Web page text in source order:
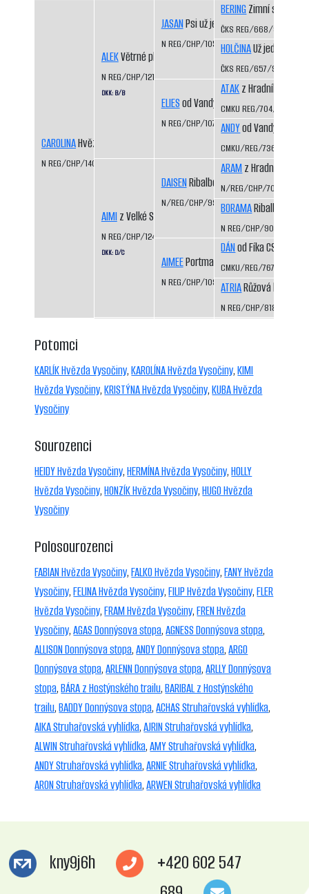
CAROLINAHvězda Vysočiny
N REG/CHP/1407/07/09
ALEKVětrné pláně
N REG/CHP/1217/01/05
DKK: B/B
AIMIz Velké Suché
N REG/CHP/1249/02/04
DKK: D/C
JASANPsi už jedou
N REG/CHP/1050/98/99
ELIESod Vandy z Hájů CS
N REG/CHP/1074/98/00
DAISENRibalbo
N/REG/CHP/992/97/00
AIMEEPortmanka
N REG/CHP/1097/98/00
BERINGZimní sen CS
ČKS REG/668/92/94
HOLČINAUž jedou CS
ČKS REG/657/92/93
ATAKz Hradního
CMKU REG/704/93/95
ANDYod Vandy z Hájů
CMKU/REG/736/93/95
ARAMz Hradního
N/REG/CHP/703/93/94
BORAMARibalbo
N REG/CHP/903/95/96
DÁNod Fíka CS
CMKU/REG/767/93/98
ATRIARůžová louka
N REG/CHP/818/94/98
Potomci
KARLÍK Hvězda Vysočiny,KAROLÍNA Hvězda Vysočiny,KIMI
Hvězda Vysočiny,KRISTÝNA Hvězda Vysočiny,KUBA Hvězda
Vysočiny
Sourozenci
HEIDY Hvězda Vysočiny,HERMÍNA Hvězda Vysočiny,HOLLY
Hvězda Vysočiny,HONZÍK Hvězda Vysočiny,HUGO Hvězda
Vysočiny
Polosourozenci
FABIAN Hvězda Vysočiny,FALKO Hvězda Vysočiny,FANY Hvězda
Vysočiny,FELINA Hvězda Vysočiny,FILIP Hvězda Vysočiny,FLER
Hvězda Vysočiny,FRAM Hvězda Vysočiny,FREN Hvězda
Vysočiny,AGAS Donnýsova stopa,AGNESS Donnýsova stopa,
ALLISON Donnýsova stopa,ANDY Donnýsova stopa,ARGO
Donnýsova stopa,ARLENN Donnýsova stopa,ARLLY Donnýsova
stopa,BÁRA z Hostýnského trailu,BARIBAL z Hostýnského
trailu,BADDY Donnýsova stopa,ACHAS Struhařovská vyhlídka,
AIKA Struhařovská vyhlídka,AJRIN Struhařovská vyhlídka,
ALWIN Struhařovská vyhlídka,AMY Struhařovská vyhlídka,
ANDY Struhařovská vyhlídka,ARNIE Struhařovská vyhlídka,
ARON Struhařovská vyhlídka,ARWEN Struhařovská vyhlídka
kny9j6h
+420 602 547